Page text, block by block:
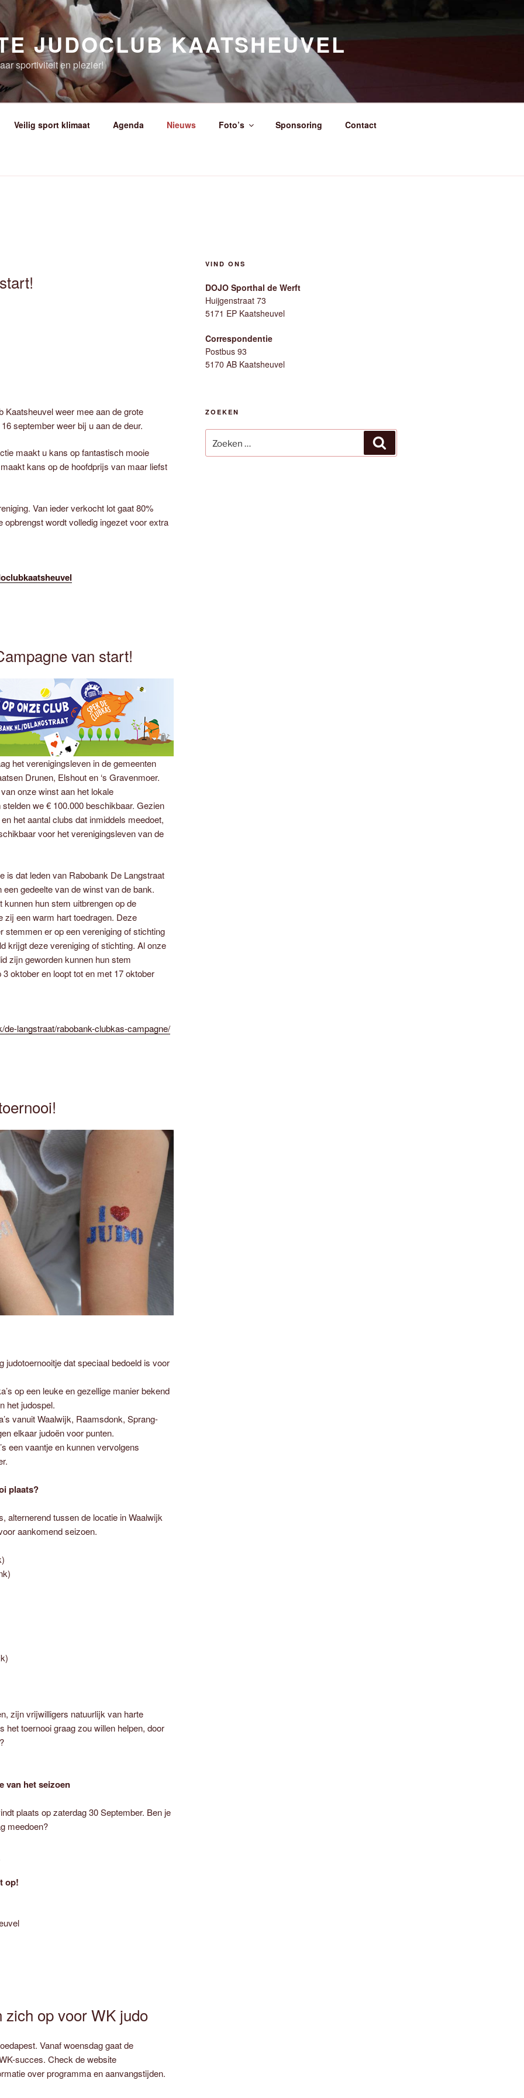
JUDOCLUB KAATSHEUVEL
sportiviteit en plezier!
Veilig sport klimaat Agenda Nieuws Foto’s Sponsoring Contact
Kaatsheuvel weer mee aan de grote
september weer bij u aan de deur.
maakt u kans op fantastisch mooie
kans op de hoofdprijs van maar liefst
Van ieder verkocht lot gaat 80%
wordt volledig ingezet voor extra
van start!
het verenigingsleven in de gemeenten
Drunen, Elshout en ‘s Gravenmoer.
onze winst aan het lokale
we € 100.000 beschikbaar. Gezien
het aantal clubs dat inmiddels meedoet,
voor het verenigingsleven van de
is dat leden van Rabobank De Langstraat
gedeelte van de winst van de bank.
hun stem uitbrengen op de
zij een warm hart toedragen. Deze
er op een vereniging of stichting
krijgt deze vereniging of stichting. Al onze
zijn geworden kunnen hun stem
oktober en loopt tot en met 17 oktober
langstraat/rabobank-clubkas-campagne/
judotoernooitje dat speciaal bedoeld is voor
op een leuke en gezellige manier bekend
het judospel.
vanuit Waalwijk, Raamsdonk, Sprang-
elkaar judoën voor punten.
een vaantje en kunnen vervolgens
plaats?
alternerend tussen de locatie in Waalwijk
aankomend seizoen.
zijn vrijwilligers natuurlijk van harte
het toernooi graag zou willen helpen, door
van het seizoen
plaats op zaterdag 30 September. Ben je
meedoen?
op!
op voor WK judo
Vanaf woensdag gaat de
succes. Check de website
over programma en aanvangstijden.
VIND ONS
DOJO Sporthal de Werft
Huijgenstraat 73
5171 EP Kaatsheuvel
Correspondentie
Postbus 93
5170 AB Kaatsheuvel
ZOEKEN
naar: